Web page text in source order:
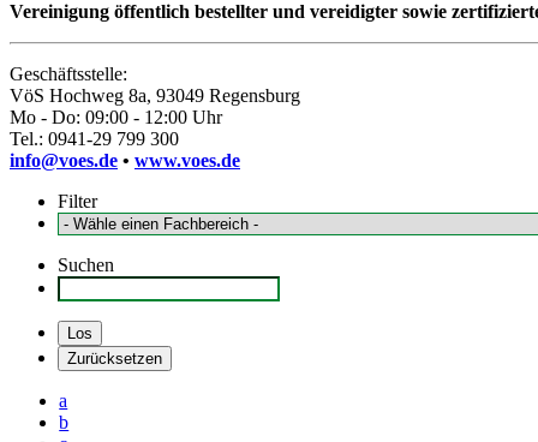
Vereinigung öffentlich bestellter und vereidigter sowie
Geschäftsstelle:
VöS Hochweg 8a, 93049 Regensburg
Mo - Do: 09:00 - 12:00 Uhr
Tel.: 0941-29 799 300
info@voes.de • www.voes.de
Filter
Suchen
a
b